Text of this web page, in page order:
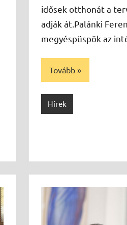
idősek otthonát a
adják át.Palánki
megyéspüspök az
Tovább
Hírek